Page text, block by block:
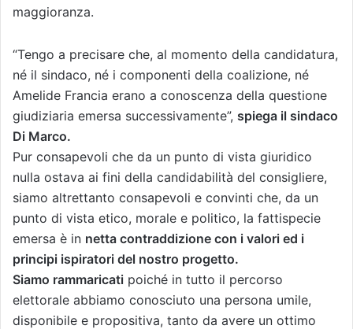
maggioranza.
“Tengo a precisare che, al momento della candidatura,
né il sindaco, né i componenti della coalizione, né
Amelide Francia erano a conoscenza della questione
giudiziaria emersa successivamente”, spiega il sindaco
Di Marco.
Pur consapevoli che da un punto di vista giuridico
nulla ostava ai fini della candidabilità del consigliere,
siamo altrettanto consapevoli e convinti che, da un
punto di vista etico, morale e politico, la fattispecie
emersa è in netta contraddizione con i valori ed i
principi ispiratori del nostro progetto.
Siamo rammaricati poiché in tutto il percorso
elettorale abbiamo conosciuto una persona umile,
disponibile e propositiva, tanto da avere un ottimo